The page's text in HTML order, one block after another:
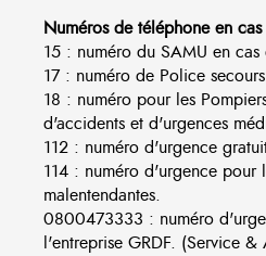
Numéros de téléphone en
15 : numéro du SAMU en
17 : numéro de Police
18 : numéro pour les
d'accidents et d'urgences
112 : numéro d'urgence
114 : numéro d'urgence pour
malentendantes.
0800473333 : numéro
l'entreprise GRDF. (Service